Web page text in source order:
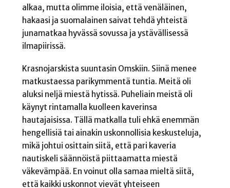
alkaa, mutta olimme iloisia, että venäläinen,
hakaasi ja suomalainen saivat tehdä yhteistä
junamatkaa hyvässä sovussa ja ystävällisessä
ilmapiirissä.
Krasnojarskista suuntasin Omskiin. Siinä menee
matkustaessa parikymmentä tuntia. Meitä oli
aluksi neljä miestä hytissä. Puheliain meistä oli
käynyt rintamalla kuolleen kaverinsa
hautajaisissa. Tällä matkalla tuli ehkä enemmän
hengellisiä tai ainakin uskonnollisia keskusteluja,
mikä johtui osittain siitä, että pari kaveria
nautiskeli säännöistä piittaamatta miestä
väkevämpää. En voinut olla samaa mieltä siitä,
että kaikki uskonnot vievät yhteiseen